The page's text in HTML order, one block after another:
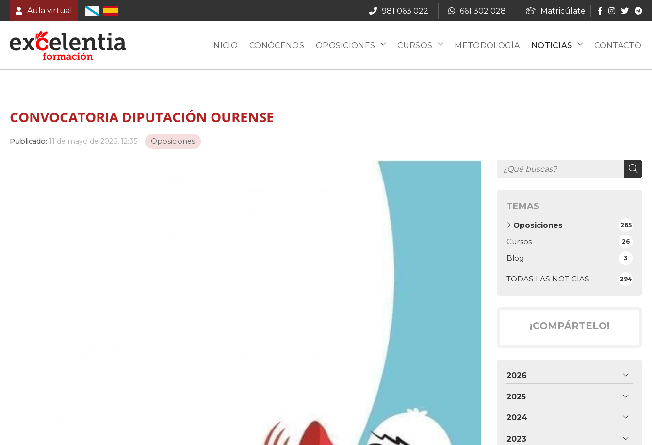
Aula virtual 981 063 022 661 302 028 Matricúlate
INICIO CONÓCENOS OPOSICIONES CURSOS METODOLOGÍA NOTICIAS CONTACTO
CONVOCATORIA DIPUTACIÓN OURENSE
Publicado: 11 de mayo de 2026, 12:35 Oposiciones
TEMAS
TODAS LAS NOTICIAS 294
Oposiciones 265
Cursos 26
Blog 3
¡COMPÁRTELO!
2026
2025
2024
2023